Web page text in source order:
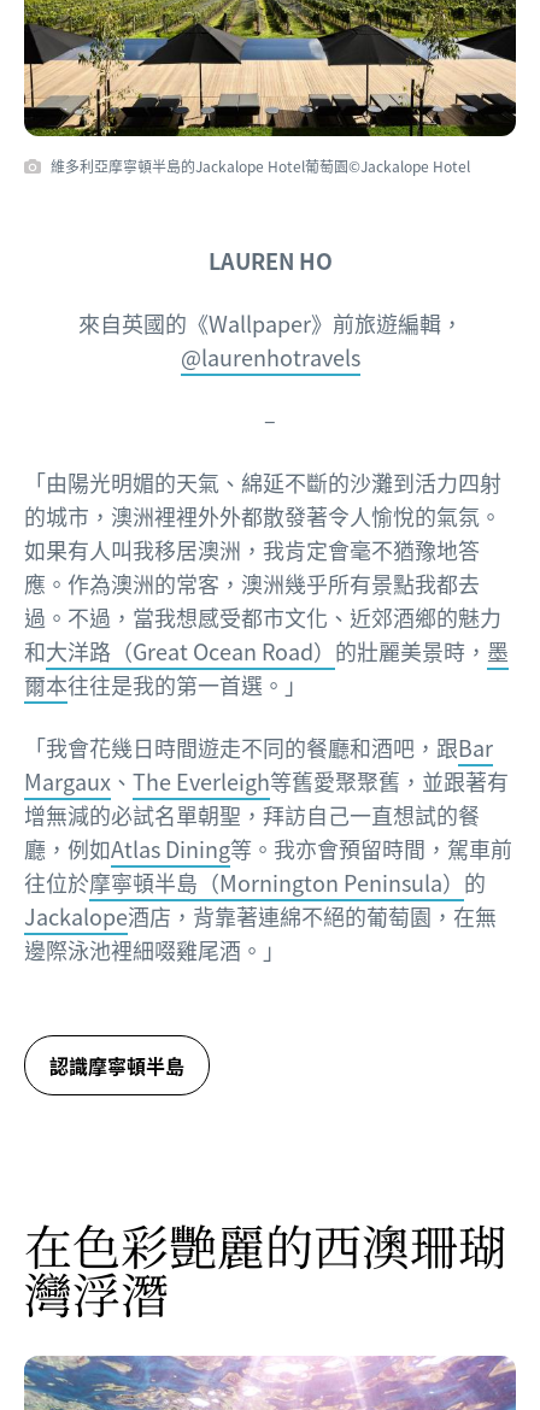
維多利亞摩寧頓半島的Jackalope Hotel葡萄園©Jackalope Hotel
LAUREN HO
來自英國的 《Wallpaper》前旅遊編輯，
@laurenhotravels
–
「由陽光明媚的天氣、綿延不斷的沙灘到活力四射
的城市，澳洲裡裡外外都散發著令人愉悅的氣氛。
如果有人叫我移居澳洲，我肯定會毫不猶豫地答
應。作為澳洲的常客，澳洲幾乎所有景點我都去
過。不過，當我想感受都市文化、近郊酒鄉的魅力
和大洋路（Great Ocean Road） 的壯麗美景時， 墨
爾本往往是我的第一首選。」
「我會花幾日時間遊走不同的餐廳和酒吧，跟Bar
Margaux 、 The Everleigh等舊愛聚聚舊，並跟著有
增無減的必試名單朝聖，拜訪自己一直想試的餐
廳，例如Atlas Dining等。我亦會預留時間，駕車前
往位於摩寧頓半島（Mornington Peninsula） 的
Jackalope酒店，背靠著連綿不絕的葡萄園，在無
邊際泳池裡細啜雞尾酒。」
認識摩寧頓半島
在色彩艷麗的西澳珊瑚
灣浮潛